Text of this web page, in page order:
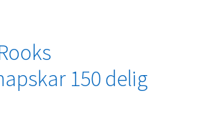
150 delig